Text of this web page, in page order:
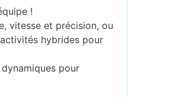
!
vitesse et précision, ou
hybrides pour
pour